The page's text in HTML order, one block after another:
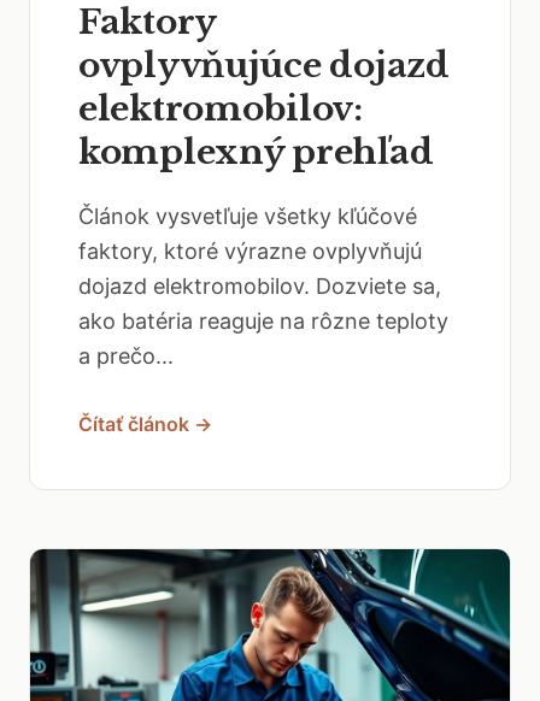
Faktory
ovplyvňujúce dojazd
elektromobilov:
komplexný prehľad
Článok vysvetľuje všetky kľúčové
faktory, ktoré výrazne ovplyvňujú
dojazd elektromobilov. Dozviete sa,
ako batéria reaguje na rôzne teploty
a prečo...
Čítať článok →